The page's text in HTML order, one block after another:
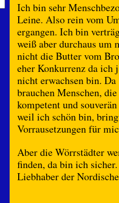
Ich bin sehr
Leine. Also rein vom
ergangen. Ich bin
weiß aber durchaus um
nicht die Butter vom
eher Konkurrenz da ich
nicht erwachsen bin.
brauchen Menschen,
kompetent und
weil ich schön bin,
Vorrausetzungen für
Aber die Wörrstädter
finden, da bin ich
Liebhaber der